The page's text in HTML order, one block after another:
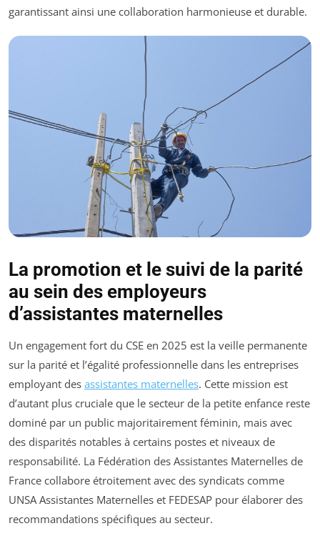
garantissant ainsi une collaboration harmonieuse et durable.
La promotion et le suivi de la parité
au sein des employeurs
d’assistantes maternelles
Un engagement fort du CSE en 2025 est la veille permanente
sur la parité et l’égalité professionnelle dans les entreprises
employant des assistantes maternelles. Cette mission est
d’autant plus cruciale que le secteur de la petite enfance reste
dominé par un public majoritairement féminin, mais avec
des disparités notables à certains postes et niveaux de
responsabilité. La Fédération des Assistantes Maternelles de
France collabore étroitement avec des syndicats comme
UNSA Assistantes Maternelles et FEDESAP pour élaborer des
recommandations spécifiques au secteur.